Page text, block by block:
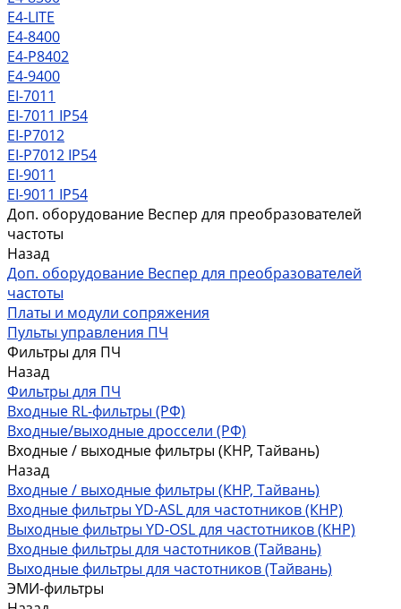
Е4-LITE
E4-8400
Е4-P8402
E4-9400
EI-7011
EI-7011 IP54
EI-P7012
EI-P7012 IP54
EI-9011
EI-9011 IP54
Доп. оборудование Веспер для преобразователей
частоты
Назад
Доп. оборудование Веспер для преобразователей
частоты
Платы и модули сопряжения
Пульты управления ПЧ
Фильтры для ПЧ
Назад
Фильтры для ПЧ
Входные RL-фильтры (РФ)
Входные/выходные дроссели (РФ)
Входные / выходные фильтры (КНР, Тайвань)
Назад
Входные / выходные фильтры (КНР, Тайвань)
Входные фильтры YD-ASL для частотников (КНР)
Выходные фильтры YD-OSL для частотников (КНР)
Входные фильтры для частотников (Тайвань)
Выходные фильтры для частотников (Тайвань)
ЭМИ-фильтры